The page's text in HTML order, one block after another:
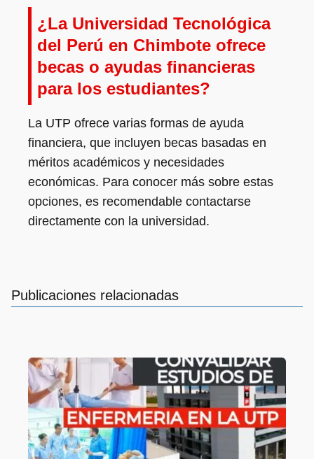
¿La Universidad Tecnológica
del Perú en Chimbote ofrece
becas o ayudas financieras
para los estudiantes?
La UTP ofrece varias formas de ayuda
financiera, que incluyen becas basadas en
méritos académicos y necesidades
económicas. Para conocer más sobre estas
opciones, es recomendable contactarse
directamente con la universidad.
Publicaciones relacionadas